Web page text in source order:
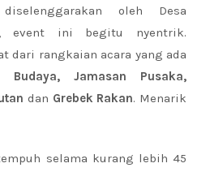
oleh Desa
event ini begitu nyentrik.
dari rangkaian acara yang ada
Budaya, Jamasan Pusaka,
dan Grebek Rakan. Menarik
selama kurang lebih 45